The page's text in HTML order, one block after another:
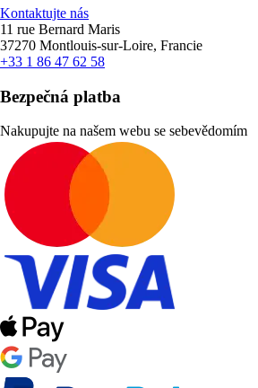
Kontaktujte nás
11 rue Bernard Maris
37270 Montlouis-sur-Loire, Francie
+33 1 86 47 62 58
Bezpečná platba
Nakupujte na našem webu se sebevědomím